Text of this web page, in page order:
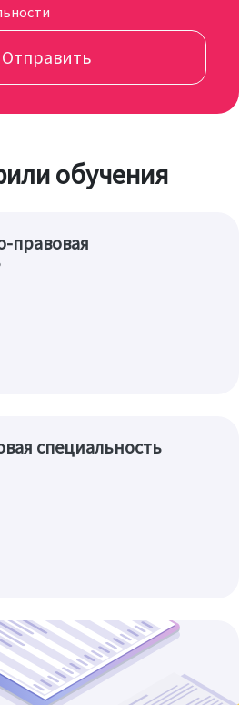
Отправить
обучения
правовая
специальность